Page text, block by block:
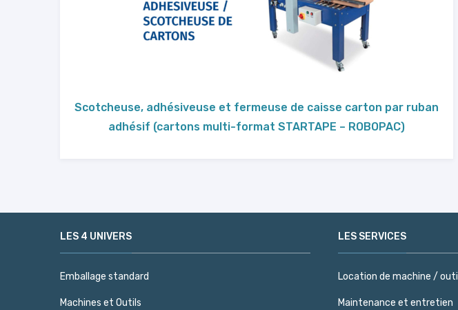
Scotcheuse, adhésiveuse et fermeuse de caisse carton par ruban
adhésif (cartons multi-format STARTAPE – ROBOPAC)
LES 4 UNIVERS
Emballage standard
Machines et Outils
LES SERVICES
Location de machine / outil
Maintenance et entretien